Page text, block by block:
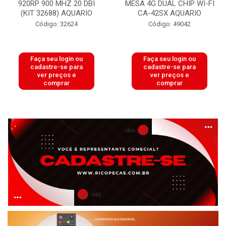
920RP 900 MHZ 20 DBI
(KIT 32688) AQUARIO
Código: 32624
Faça seu login ou
cadastre-se para
ver preços e
comprar
MESA 4G DUAL CHIP WI-FI
CA-42SX AQUARIO
Código: 49042
Faça seu login ou
cadastre-se para
ver preços e
comprar